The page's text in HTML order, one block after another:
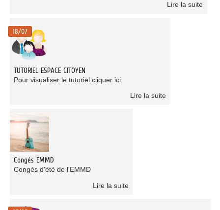
Lire la suite
18/07
TUTORIEL ESPACE CITOYEN
Pour visualiser le tutoriel cliquer ici
Lire la suite
Congés EMMD
Congés d'été de l'EMMD
Lire la suite